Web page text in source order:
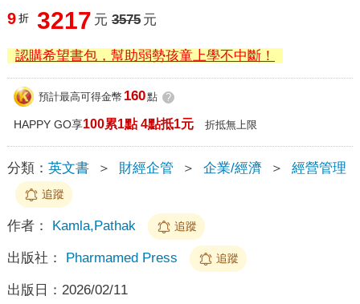
9 折 3217 元 3575 元
認購希望書包，幫助弱勢孩童上學不中斷！
預計最高可得金幣 160點 ?
HAPPY GO享100累1點 4點抵1元 折抵無上限
分類： 英文書 ＞ 財經企管 ＞ 企業/經濟 ＞ 經營管理
追蹤
作者： Kamla,Pathak 追蹤
出版社： Pharmamed Press 追蹤
出版日： 2026/02/11